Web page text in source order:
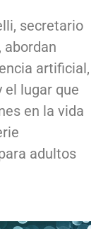
secretario
abordan
artificial,
el lugar que
en la vida
adultos